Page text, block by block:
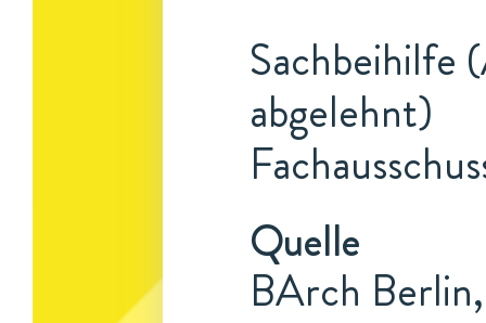
Sachbeihilfe
abgelehnt)
Quelle
BArch